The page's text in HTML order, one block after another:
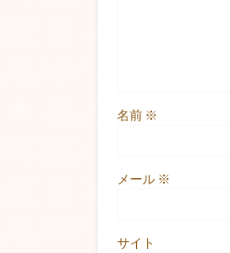
名前 ※
メール ※
サイト